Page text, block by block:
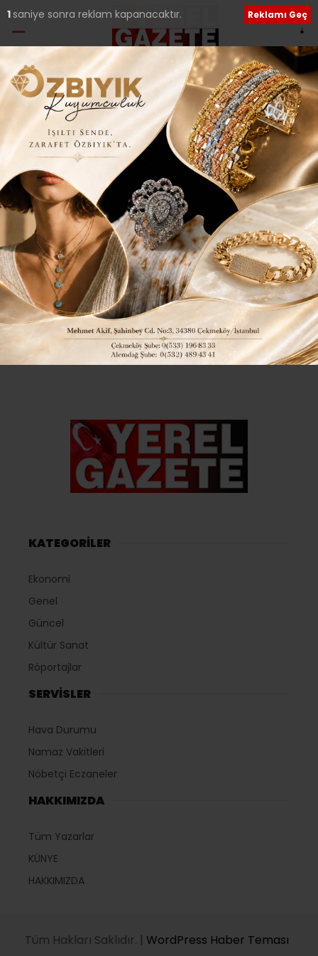
Etiket:Eser
Başkan Yıldırım; “Söz verdik yaptık şimdi
sıra yenilerinde..”
Ümraniye Belediye Başkanı İsmet Yıldırım göreve
geldiği Nisan 2019’dan bu yana Ümraniye’ye 271 kalıcı
eser
04 Şubat 2024 Pazar 18:41
Sosyal medya hesaplarımızı keşfedin
KATEGORİLER
Ekonomi
Genel
Güncel
Kültür Sanat
Röportajlar
SERVİSLER
Hava Durumu
Namaz Vakitleri
Nöbetçi Eczaneler
HAKKIMIZDA
Tüm Yazarlar
KÜNYE
HAKKIMIZDA
Tüm Hakları Saklıdır. | WordPress Haber Teması